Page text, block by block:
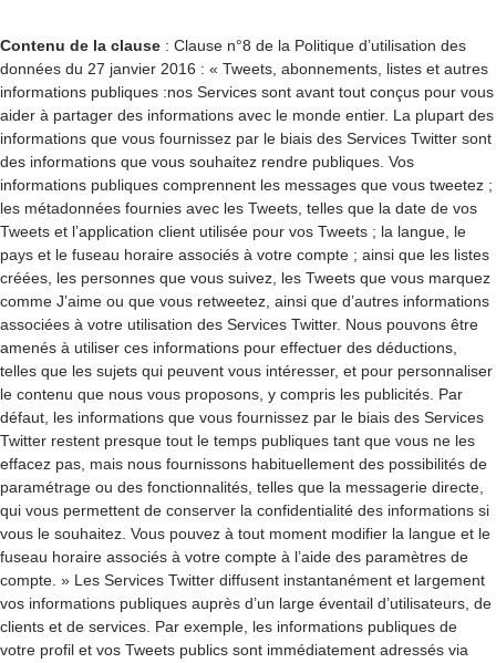
Contenu de la clause : Clause n°8 de la Politique d’utilisation des
données du 27 janvier 2016 : « Tweets, abonnements, listes et autres
informations publiques :nos Services sont avant tout conçus pour vous
aider à partager des informations avec le monde entier. La plupart des
informations que vous fournissez par le biais des Services Twitter sont
des informations que vous souhaitez rendre publiques. Vos
informations publiques comprennent les messages que vous tweetez ;
les métadonnées fournies avec les Tweets, telles que la date de vos
Tweets et l’application client utilisée pour vos Tweets ; la langue, le
pays et le fuseau horaire associés à votre compte ; ainsi que les listes
créées, les personnes que vous suivez, les Tweets que vous marquez
comme J’aime ou que vous retweetez, ainsi que d’autres informations
associées à votre utilisation des Services Twitter. Nous pouvons être
amenés à utiliser ces informations pour effectuer des déductions,
telles que les sujets qui peuvent vous intéresser, et pour personnaliser
le contenu que nous vous proposons, y compris les publicités. Par
défaut, les informations que vous fournissez par le biais des Services
Twitter restent presque tout le temps publiques tant que vous ne les
effacez pas, mais nous fournissons habituellement des possibilités de
paramétrage ou des fonctionnalités, telles que la messagerie directe,
qui vous permettent de conserver la confidentialité des informations si
vous le souhaitez. Vous pouvez à tout moment modifier la langue et le
fuseau horaire associés à votre compte à l’aide des paramètres de
compte. » Les Services Twitter diffusent instantanément et largement
vos informations publiques auprès d’un large éventail d’utilisateurs, de
clients et de services. Par exemple, les informations publiques de
votre profil et vos Tweets publics sont immédiatement adressés via